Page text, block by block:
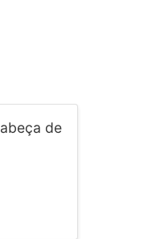
de